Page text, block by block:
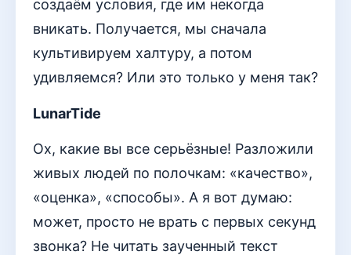
создаём условия, где им некогда
вникать. Получается, мы сначала
культивируем халтуру, а потом
удивляемся? Или это только у меня так?
LunarTide
Ох, какие вы все серьёзные! Разложили
живых людей по полочкам: «качество»,
«оценка», «способы». А я вот думаю:
может, просто не врать с первых секунд
звонка? Не читать заученный текст